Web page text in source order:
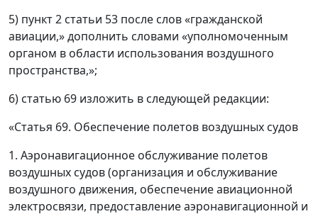
5) пункт 2 статьи 53 после слов «гражданской
авиации,» дополнить словами «уполномоченным
органом в области использования воздушного
пространства,»;
6) статью 69 изложить в следующей редакции:
«Статья 69. Обеспечение полетов воздушных судов
1. Аэронавигационное обслуживание полетов
воздушных судов (организация и обслуживание
воздушного движения, обеспечение авиационной
электросвязи, предоставление аэронавигационной и